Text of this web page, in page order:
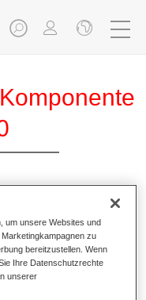
MS Autolack
um unsere Websites und
zu
bereitzustellen. Wenn
Ihre Datenschutzrechte
unserer